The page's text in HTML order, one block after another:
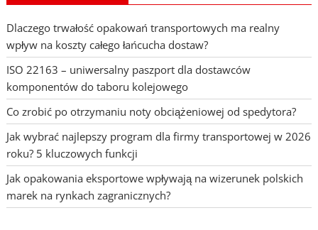
Dlaczego trwałość opakowań transportowych ma realny
wpływ na koszty całego łańcucha dostaw?
ISO 22163 – uniwersalny paszport dla dostawców
komponentów do taboru kolejowego
Co zrobić po otrzymaniu noty obciążeniowej od spedytora?
Jak wybrać najlepszy program dla firmy transportowej w 2026
roku? 5 kluczowych funkcji
Jak opakowania eksportowe wpływają na wizerunek polskich
marek na rynkach zagranicznych?